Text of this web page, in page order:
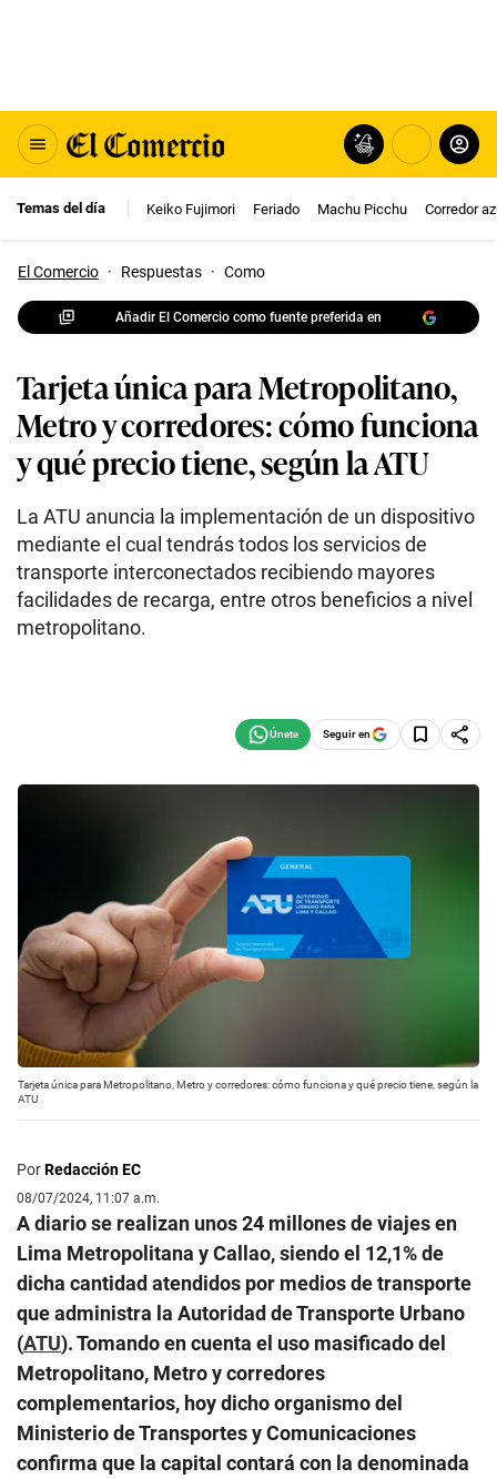
Temas del día Keiko Fujimori Feriado Machu Picchu Corredor
El Comercio · Respuestas · Como
Añadir El Comercio como fuente preferida en
Tarjeta única para Metropolitano,
Metro y corredores: cómo funciona
y qué precio tiene, según la ATU
La ATU anuncia la implementación de un dispositivo
mediante el cual tendrás todos los servicios de
transporte interconectados recibiendo mayores
facilidades de recarga, entre otros beneficios a nivel
metropolitano.
Seguir en
Tarjeta única para Metropolitano, Metro y corredores: cómo funciona y qué precio tiene, según la
ATU
PorRedacción EC
08/07/2024, 11:07 a.m.
A diario se realizan unos 24 millones de viajes en
Lima Metropolitana y Callao, siendo el 12,1% de
dicha cantidad atendidos por medios de transporte
que administra la Autoridad de Transporte Urbano
(ATU). Tomando en cuenta el uso masificado del
Metropolitano, Metro y corredores
complementarios, hoy dicho organismo del
Ministerio de Transportes y Comunicaciones
confirma que la capital contará con la denominada